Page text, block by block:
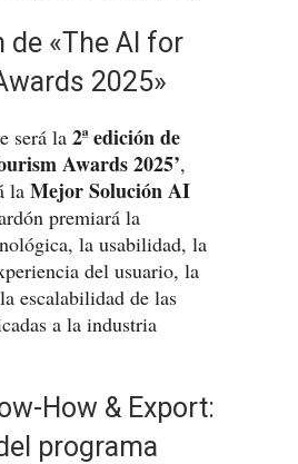
de «The AI for
2025»
será la 2ª edición de
Awards 2025’,
la Mejor Solución AI
premiará la
la usabilidad, la
del usuario, la
escalabilidad de las
a la industria
How & Export:
programa